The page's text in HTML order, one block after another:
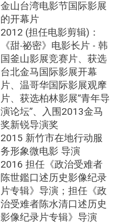
金山台湾电影节国际影展
的开幕片
2012 (担任电影剪辑)：
《甜‧祕密》电影长片 - 韩
国釜山影展竞赛片、获选
台北金马国际影展开幕
片、温哥华国际影展观摩
片、获选柏林影展”青年导
演论坛”、入围2013金马
奖新锐导演奖
2015 新竹市在地行动服
务形象微电影 导演
2016 担任《政治受难者
陈世鑑口述历史影像纪录
片专辑》导演；担任《政
治受难者陈水清口述历史
影像纪录片专辑》导演